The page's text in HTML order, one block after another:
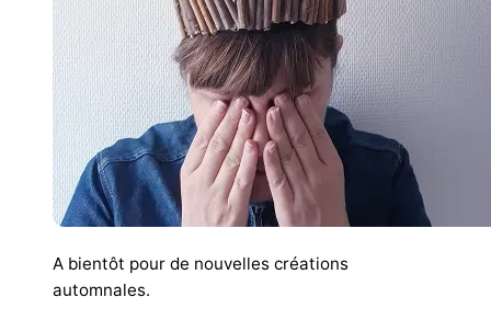
A bientôt pour de nouvelles créations
automnales.